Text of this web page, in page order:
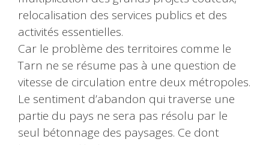
relocalisation des services publics et des
activités essentielles.
Car le problème des territoires comme le
Tarn ne se résume pas à une question de
vitesse de circulation entre deux métropoles.
Le sentiment d’abandon qui traverse une
partie du pays ne sera pas résolu par le
seul bétonnage des paysages. Ce dont